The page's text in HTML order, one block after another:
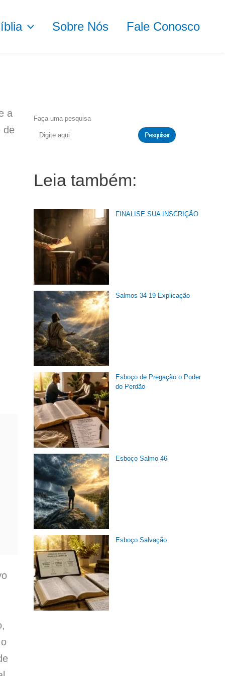
Sobre Nós Fale Conosco
a
de
Faça uma pesquisa
Pesquisar
Leia também:
FINALISE SUA INSCRIÇÃO
Salmos 34 19 Explicação
Esboço de Pregação o Poder
do Perdão
Esboço Salmo 46
Esboço Salvação